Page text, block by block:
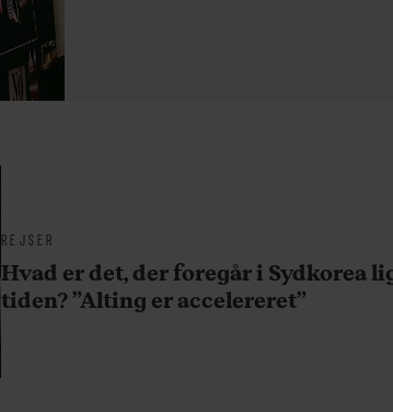
REJSER
Hvad er det, der foregår i Sydkorea
tiden? ”Alting er accelereret”